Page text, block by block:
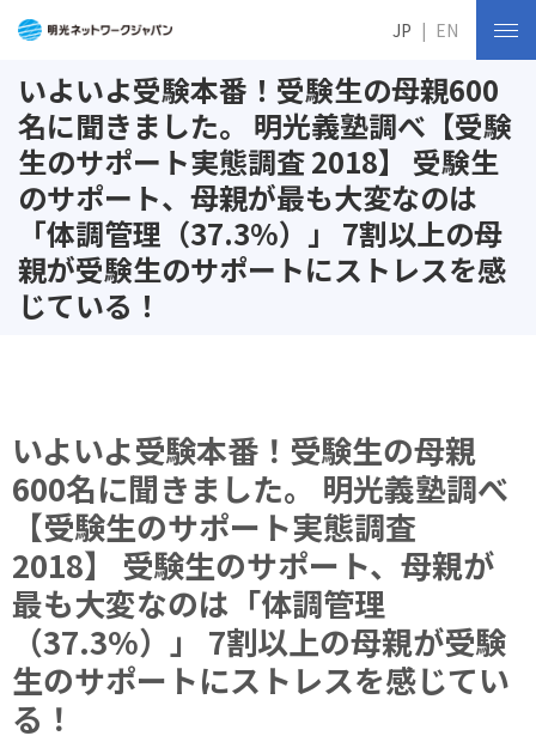
いよいよ受験本番！受験生の母親600
名に聞きました。 明光義塾調べ【受験
生のサポート実態調査 2018】 受験生
のサポート、母親が最も大変なのは
「体調管理（37.3%）」 7割以上の母
親が受験生のサポートにストレスを感
じている！
いよいよ受験本番！受験生の母親
600名に聞きました。 明光義塾調べ
【受験生のサポート実態調査
2018】 受験生のサポート、母親が
最も大変なのは「体調管理
（37.3%）」 7割以上の母親が受験
生のサポートにストレスを感じてい
る！
JP EN